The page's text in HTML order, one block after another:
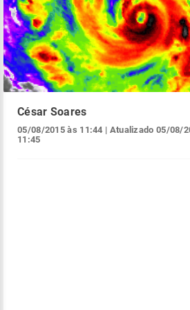
César Soares
05/08/2015 às 11:44 | Atualizado 05/08/
11:45